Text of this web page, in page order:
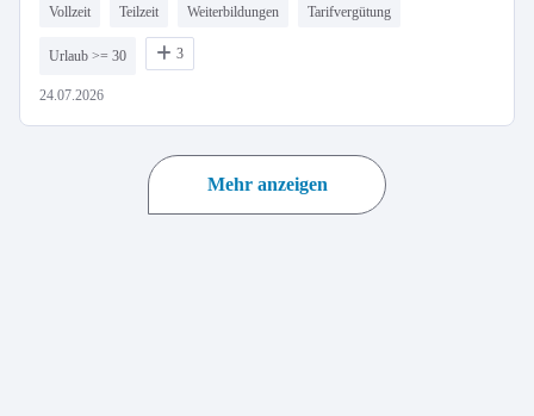
Vollzeit Teilzeit Weiterbildungen Tarifvergütung
Urlaub >= 30 3
24.07.2026
Mehr anzeigen